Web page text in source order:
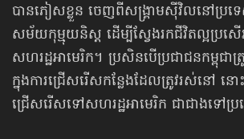
បានភៀសខ្លួន ចេញពីសង្គ្រាមស៊ីវិលនៅប្រទ
សម័យកុម្មុយនិស្ត ដើម្បីស្វែងរក​ជីវិតល្អប្រស
សហរដ្ឋអាមេរិក។ ប្រសិនបើ​ប្រជាជនកម្ពុជាត្
ក្នុងការជ្រើសរើស​កន្លែងដែល​ត្រូវរស់នៅ ន
ជ្រើសរើស​ទៅសហរដ្ឋអាមេរិក ជាជាងទៅប្